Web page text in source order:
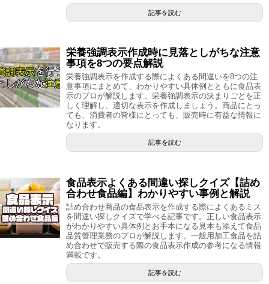
記事を読む
栄養強調表示作成時に見落としがちな注意
事項を8つの要点解説
栄養強調表示を作成する際によくある間違いを8つの注
意事項にまとめて、わかりやすい具体例とともに食品表
示のプロが解説します。栄養強調表示の決まりごとを正
しく理解し、適切な表示を作成しましょう。商品にとっ
ても、消費者の皆様にとっても、販売時に有益な情報に
なります。
記事を読む
食品表示よくある間違い探しクイズ【詰め
合わせ食品編】わかりやすい事例と解説
詰め合わせ商品の食品表示を作成する際によくあるミス
を間違い探しクイズで学べる記事です。正しい食品表示
がわかりやすい具体例とお手本になる見本も添えて食品
品質管理業務のプロが解説します。一般用加工食品を詰
め合わせで販売する際の食品表示作成の参考になる情報
満載です。
記事を読む